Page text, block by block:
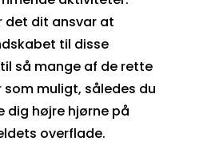
det dit ansvar at
til disse
så mange af de rette
som muligt, således du
dig højre hjørne på
overflade.